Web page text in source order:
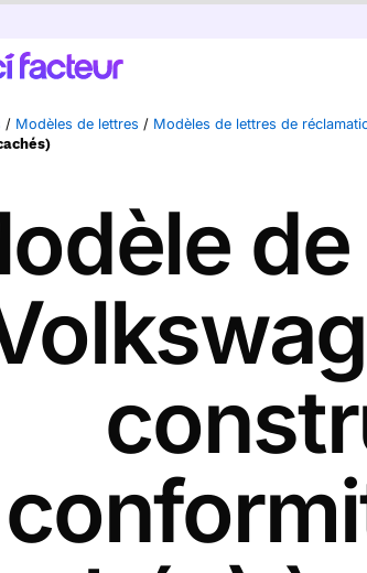
/ Modèles de lettres / Modèles de lettres de